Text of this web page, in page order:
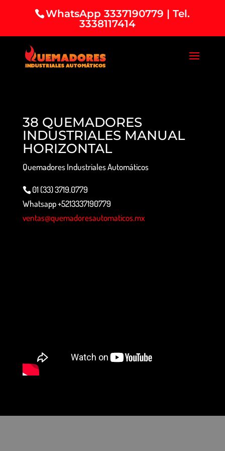
WhatsApp 3337190779 | Tel.
3338117414
38 QUEMADORES
INDUSTRIALES MANUAL
HORIZONTAL
Quemadores Industriales Automáticos
01 (33) 3719.0779
Whatsapp +5213337190779
ventas@quemadoresautomaticos.mx